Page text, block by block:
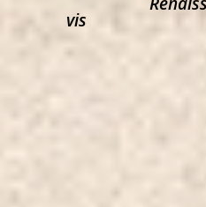
vis